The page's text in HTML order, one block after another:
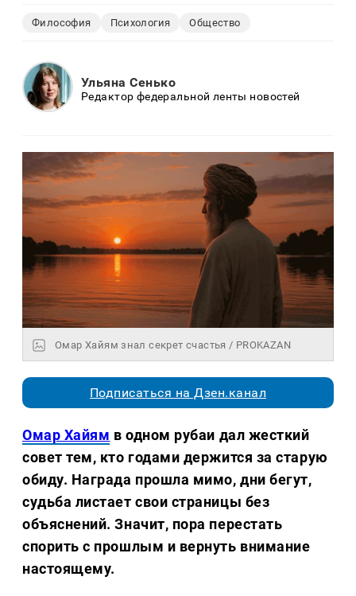
Философия Психология Общество
Ульяна Сенько
Редактор федеральной ленты новостей
Омар Хайям знал секрет счастья / PROKAZAN
Подписаться на Дзен.канал
Омар Хайям в одном рубаи дал жесткий
совет тем, кто годами держится за старую
обиду. Награда прошла мимо, дни бегут,
судьба листает свои страницы без
объяснений. Значит, пора перестать
спорить с прошлым и вернуть внимание
настоящему.